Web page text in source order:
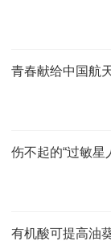
青春献给中国航
伤不起的“过敏星
有机酸可提高油